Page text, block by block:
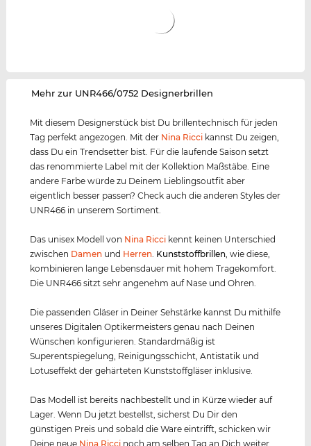
‌Mehr zur UNR466/0752 Designerbrillen
Mit diesem Designerstück bist Du brillentechnisch für jeden
Tag perfekt angezogen. Mit der Nina Ricci kannst Du zeigen,
dass Du ein Trendsetter bist. Für die laufende Saison setzt
das renommierte Label mit der Kollektion Maßstäbe. Eine
andere Farbe würde zu Deinem Lieblingsoutfit aber
eigentlich besser passen? Check auch die anderen Styles der
UNR466 in unserem Sortiment.
Das unisex Modell von Nina Ricci kennt keinen Unterschied
zwischen Damen und Herren Kunststoffbrillen , wie diese,
kombinieren lange Lebensdauer mit hohem Tragekomfort.
Die UNR466 sitzt sehr angenehm auf Nase und Ohren.
Die passenden Gläser in Deiner Sehstärke kannst Du mithilfe
unseres Digitalen Optikermeisters genau nach Deinen
Wünschen konfigurieren. Standardmäßig ist
Superentspiegelung, Reinigungsschicht, Antistatik und
Lotuseffekt der gehärteten Kunststoffgläser inklusive.
Das Modell ist bereits nachbestellt und in Kürze wieder auf
Lager. Wenn Du jetzt bestellst, sicherst Du Dir den
günstigen Preis und sobald die Ware eintrifft, schicken wir
Deine neue Nina Ricci noch am selben Tag an Dich weiter.